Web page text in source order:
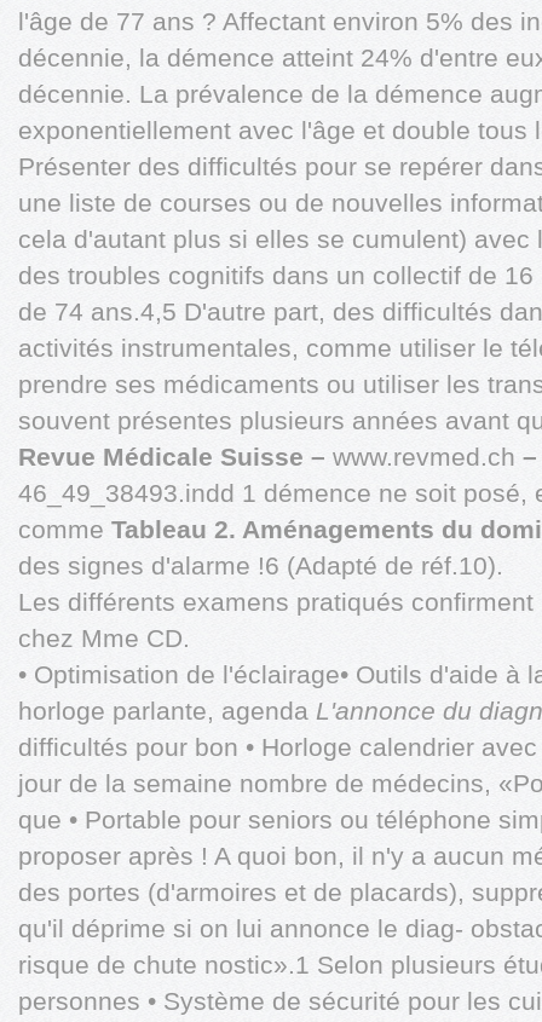
l'âge de 77 ans ? Affectant environ 5% des
décennie, la démence atteint 24% d'entre
décennie. La prévalence de la démence
exponentiellement avec l'âge et double tous
Présenter des difficultés pour se repérer
une liste de courses ou de nouvelles
cela d'autant plus si elles se cumulent) avec
des troubles cognitifs dans un collectif de
de 74 ans.4,5 D'autre part, des difficultés
activités instrumentales, comme utiliser le
prendre ses médicaments ou utiliser les
souvent présentes plusieurs années avant
Revue Médicale Suisse – www.revmed.ch
46_49_38493.indd 1 démence ne soit posé,
comme Tableau 2. Aménagements du
des signes d'alarme !6 (Adapté de réf.10).
Les différents examens pratiqués
chez Mme CD.
• Optimisation de l'éclairage• Outils d'aide à
horloge parlante, agenda L'annonce du
difficultés pour bon • Horloge calendrier
jour de la semaine nombre de médecins,
que • Portable pour seniors ou téléphone
proposer après ! A quoi bon, il n'y a aucun
des portes (d'armoires et de placards),
qu'il déprime si on lui annonce le diag-
risque de chute nostic».1 Selon plusieurs
personnes • Système de sécurité pour les